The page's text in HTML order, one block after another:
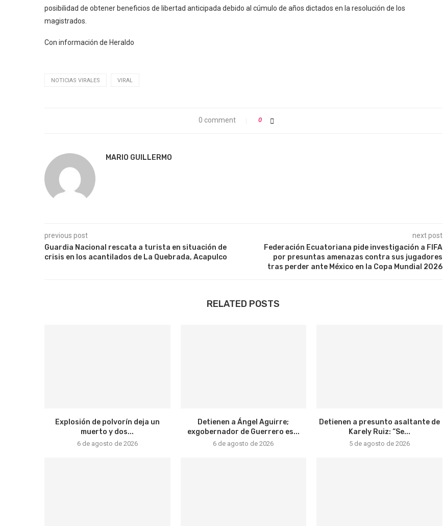
posibilidad de obtener beneficios de libertad anticipada debido al cúmulo de años dictados en la resolución de los
magistrados.
Con información de Heraldo
NOTICIAS VIRALES VIRAL
0 comment 0
MARIO GUILLERMO
previous post
Guardia Nacional rescata a turista en situación de
crisis en los acantilados de La Quebrada, Acapulco
next post
Federación Ecuatoriana pide investigación a FIFA
por presuntas amenazas contra sus jugadores
tras perder ante México en la Copa Mundial 2026
RELATED POSTS
Explosión de polvorín deja un
muerto y dos...
6 de agosto de 2026
Detienen a Ángel Aguirre;
exgobernador de Guerrero es...
6 de agosto de 2026
Detienen a presunto asaltante de
Karely Ruiz: “Se...
5 de agosto de 2026